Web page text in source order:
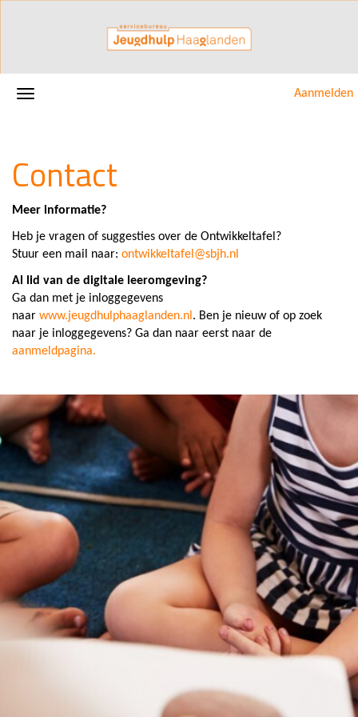
Aanmelden
Contact
Meer informatie?
Heb je vragen of suggesties over de Ontwikkeltafel?
Stuur een mail naar: ontwikkeltafel@sbjh.nl
Al lid van de digitale leeromgeving?
Ga dan met je inloggegevens
naar www.jeugdhulphaaglanden.nl . Ben je nieuw of op zoek
naar je inloggegevens? Ga dan naar eerst naar de
aanmeldpagina.